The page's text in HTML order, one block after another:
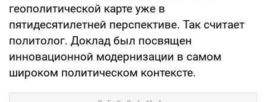
геополитической карте уже в
пятидесятилетней перспективе. Так считает
политолог. Доклад был посвящен
инновационной модернизации в самом
широком политическом контексте.